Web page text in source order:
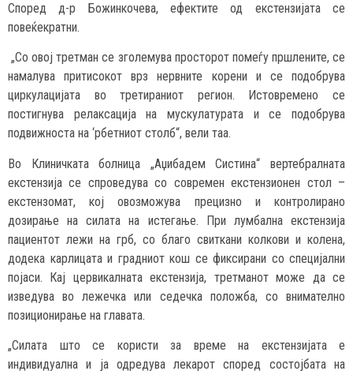
Според д-р Божинкочева, ефектите од екстензијата се
повеќекратни.
„Со овој третман се зголемува просторот помеѓу пршлените, се
намалува притисокот врз нервните корени и се подобрува
циркулацијата во третираниот регион. Истовремено се
постигнува релаксација на мускулатурата и се подобрува
подвижноста на ‘рбетниот столб“, вели таа.
Во Клиничката болница „Аџибадем Систина“ вертебралната
екстензија се спроведува со современ екстензионен стол –
екстензомат, кој овозможува прецизно и контролирано
дозирање на силата на истегање. При лумбална екстензија
пациентот лежи на грб, со благо свиткани колкови и колена,
додека карлицата и градниот кош се фиксирани со специјални
појаси. Кај цервикалната екстензија, третманот може да се
изведува во лежечка или седечка положба, со внимателно
позиционирање на главата.
„Силата што се користи за време на екстензијата е
индивидуална и ја одредува лекарот според состојбата на